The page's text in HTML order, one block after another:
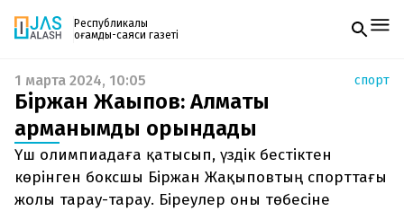
Республикалық
қоғамдық-саяси газеті
Жаңалықтар
Спорт
Live
Руханият
Аймақ
Архив
Заң және тәртіп
Газетке жазылу
PDF форматтағы газетті ай сайын электронды
поштаңызға алып отырыңыз. Жаңа нөмір
шыққан сәтте сізге бірден жіберіледі. Тек email
енгізіңіз, біз қалғанын өзіміз жібереміз.
1 марта 2024, 10:05 спорт
Біржан Жақыпов: Алматы
арманымды орындады
Үш олимпиадаға қатысып, үздік бестіктен
көрінген боксшы Біржан Жақыповтың спорттағы
жолы тарау-тарау. Біреулер оны төбесіне